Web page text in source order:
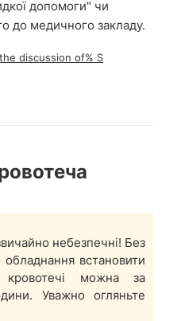
допомоги" чи
до медичного закладу.
discussion of% S
небезпечні! Без
встановити
кровотечі можна за
Уважно огляньте